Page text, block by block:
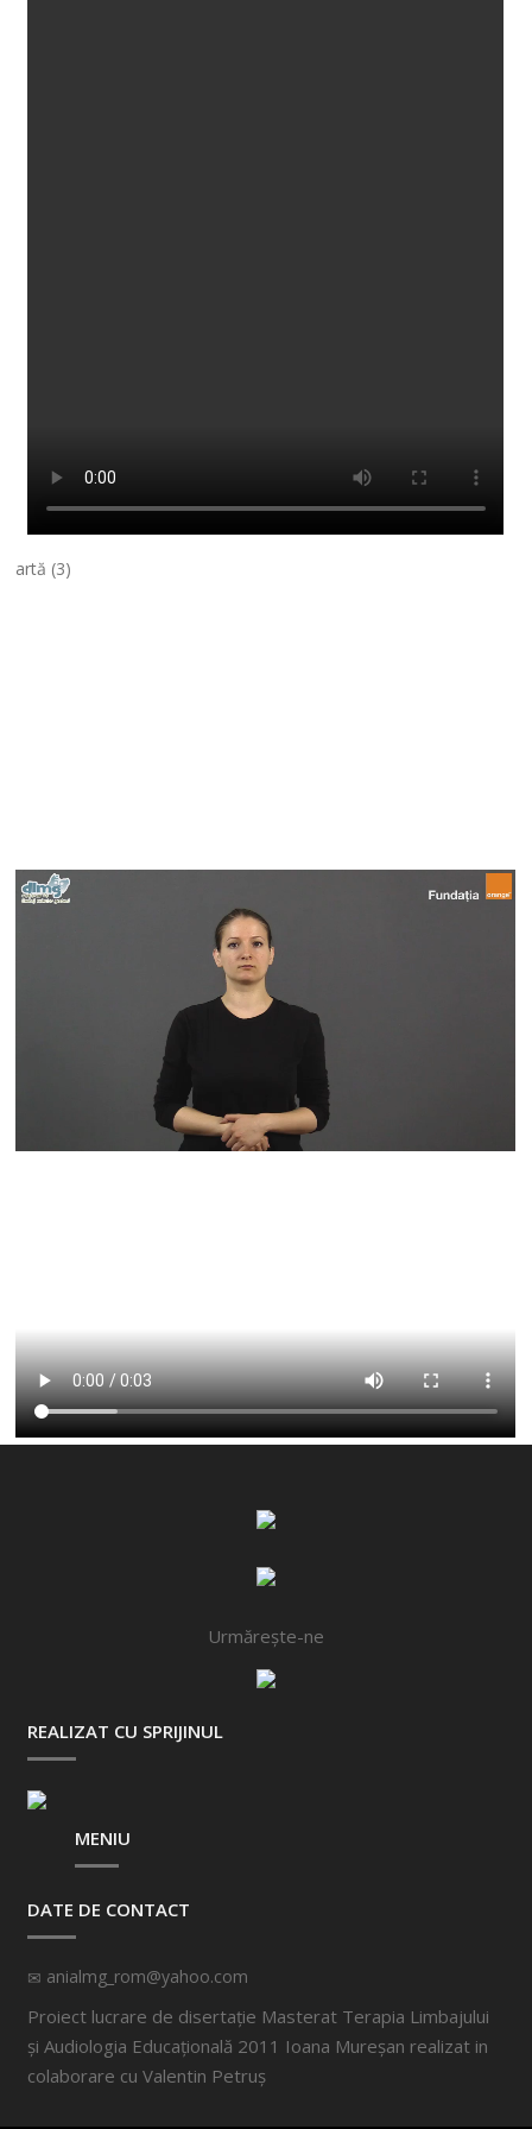
artă (3)
Urmărește-ne
REALIZAT CU SPRIJINUL
MENIU
DATE DE CONTACT
anialmg_rom@yahoo.com
Proiect lucrare de disertație Masterat Terapia Limbajului
și Audiologia Educațională 2011 Ioana Mureșan realizat in
colaborare cuValentin Petruș